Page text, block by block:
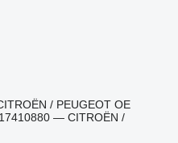
/ PEUGEOT OE
— CITROËN /